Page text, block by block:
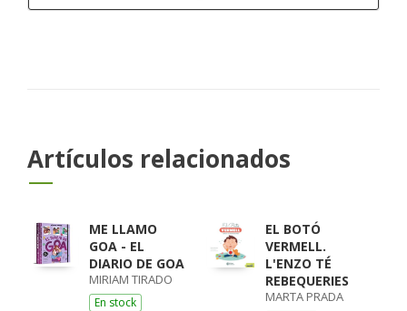
Artículos relacionados
ME LLAMO
GOA - EL
DIARIO DE GOA
MIRIAM TIRADO
En stock
EL BOTÓ
VERMELL.
L'ENZO TÉ
REBEQUERIES
MARTA PRADA